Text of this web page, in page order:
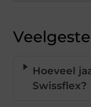
Hoeveel
Swissflex?